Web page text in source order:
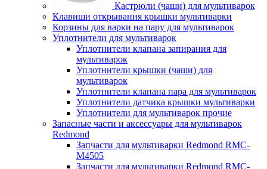
Кастрюли (чаши) для мультиварок
Клавиши открывания крышки мультиварки
Корзины для варки на пару для мультиварок
Уплотнители для мультиварок
Уплотнители клапана запирания для
мультиварок
Уплотнители крышки (чаши) для
мультиварок
Уплотнители клапана пара для мультиварок
Уплотнители датчика крышки мультиварки
Уплотнители для мультиварок прочие
Запасные части и аксессуары для мультиварок
Redmond
Запчасти для мультиварки Redmond RMC-
M4505
Запчасти для мультиварки Redmond RMC-